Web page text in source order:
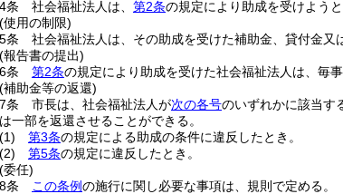
条
社会福祉法人は、 第2条の規定により助成を受けよう
(使用の制限)
条
社会福祉法人は、その助成を受けた補助金、貸付金又
(報告書の提出)
条
第2条の規定により助成を受けた社会福祉法人は、毎
(補助金等の返還)
条
市長は、社会福祉法人が次の各号のいずれかに該当す
は一部を返還させることができる。
(1)
第3条の規定による助成の条件に違反したとき。
(2)
第5条の規定に違反したとき。
(委任)
条
この条例の施行に関し必要な事項は、規則で定める。